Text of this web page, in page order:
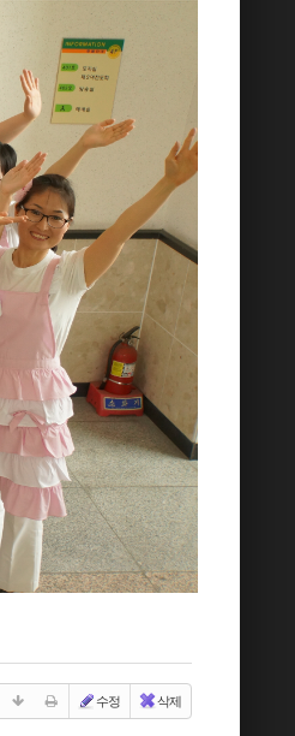
수정 삭제